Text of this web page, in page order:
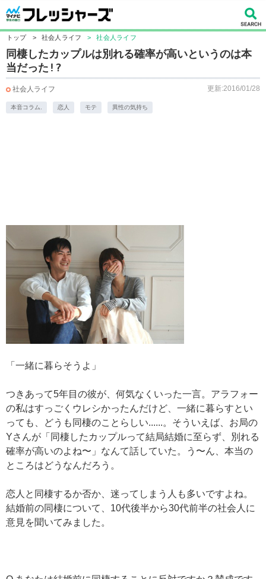
トップ > 社会人ライフ > 社会人ライフ
同棲したカップルは別れる確率が高いというのは本
当だった!?
社会人ライフ 更新:2016/01/28
本音コラム. 恋人 モテ 異性の気持ち
「一緒に暮らそうよ」
つきあって5年目の彼が、何気なくいった一言。アラフォー
の私はすっごくウレシかったんだけど、一緒に暮らすとい
っても、どうも同棲のことらしい......。そういえば、お局の
Yさんが「同棲したカップルって結局結婚に至らず、別れる
確率が高いのよね〜」なんて話していた。う〜ん、本当の
ところはどうなんだろう。
恋人と同棲するか否か、迷ってしまう人も多いですよね。
結婚前の同棲について、10代後半から30代前半の社会人に
意見を聞いてみました。